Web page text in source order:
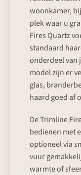
woonkamer,
plek waar u
Fires Quartz
standaard
onderdeel van
model zijn er
glas,
haard goed af
De Trimline
bedienen met
optioneel via
vuur
warmte of